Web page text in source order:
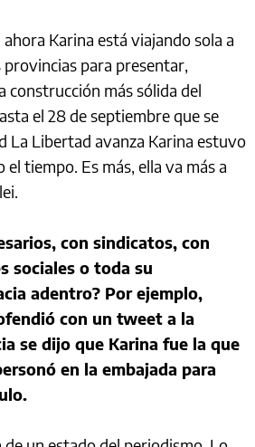
ahora Karina está viajando sola a
provincias para presentar,
construcción más sólida del
el 28 de septiembre que se
La Libertad avanza Karina estuvo
el tiempo. Es más, ella va más a
con sindicatos, con
sociales o toda su
adentro? Por ejemplo,
con un tweet a la
se dijo que Karina fue la que
en la embajada para